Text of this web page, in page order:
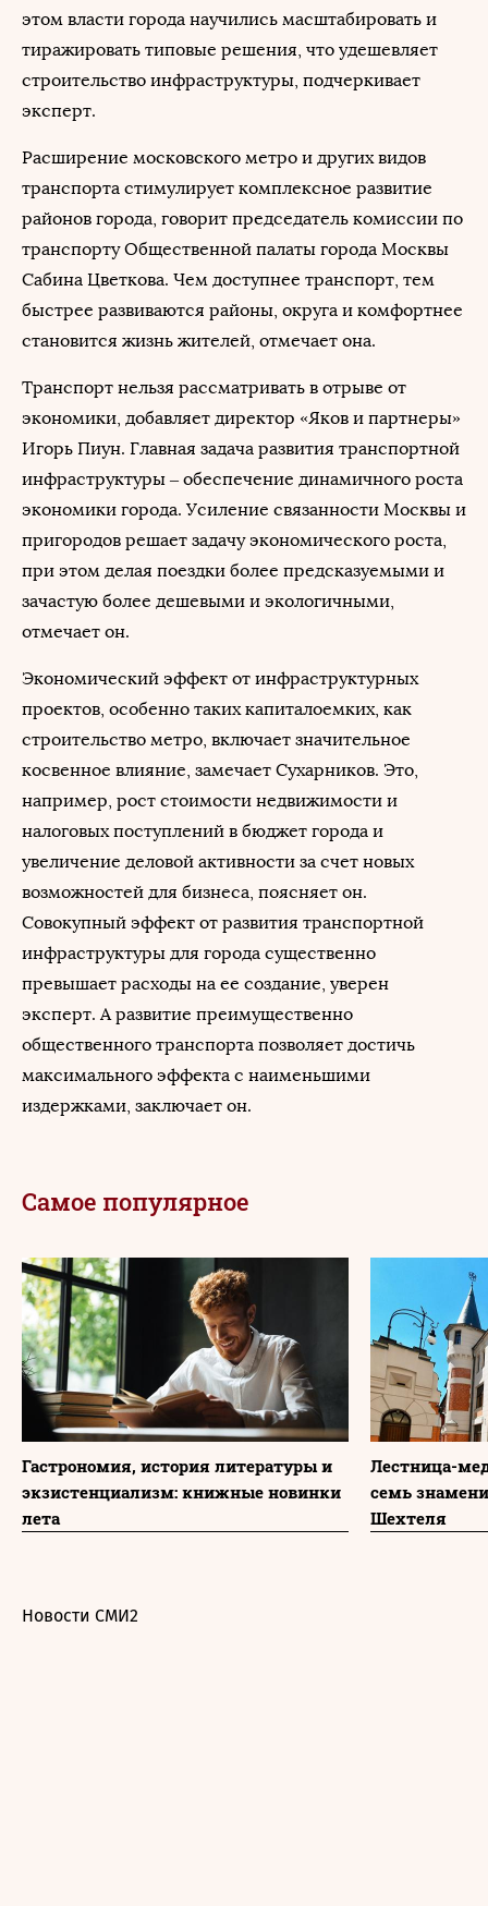
этом власти города научились масштабировать и
тиражировать типовые решения, что удешевляет
строительство инфраструктуры, подчеркивает
эксперт.
Расширение московского метро и других видов
транспорта стимулирует комплексное развитие
районов города, говорит председатель комиссии по
транспорту Общественной палаты города Москвы
Сабина Цветкова. Чем доступнее транспорт, тем
быстрее развиваются районы, округа и комфортнее
становится жизнь жителей, отмечает она.
Транспорт нельзя рассматривать в отрыве от
экономики, добавляет директор «Яков и партнеры»
Игорь Пиун. Главная задача развития транспортной
инфраструктуры – обеспечение динамичного роста
экономики города. Усиление связанности Москвы и
пригородов решает задачу экономического роста,
при этом делая поездки более предсказуемыми и
зачастую более дешевыми и экологичными,
отмечает он.
Экономический эффект от инфраструктурных
проектов, особенно таких капиталоемких, как
строительство метро, включает значительное
косвенное влияние, замечает Сухарников. Это,
например, рост стоимости недвижимости и
налоговых поступлений в бюджет города и
увеличение деловой активности за счет новых
возможностей для бизнеса, поясняет он.
Совокупный эффект от развития транспортной
инфраструктуры для города существенно
превышает расходы на ее создание, уверен
эксперт. А развитие преимущественно
общественного транспорта позволяет достичь
максимального эффекта с наименьшими
издержками, заключает он.
Самое популярное
Гастрономия, история литературы и
экзистенциализм: книжные новинки
лета
Лестница-
семь
Шехтеля
Новости СМИ2